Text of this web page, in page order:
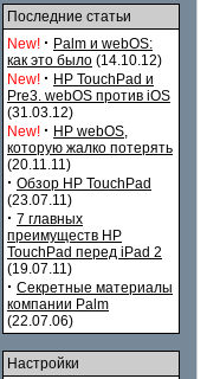
Последние статьи
New! · Palm и webOS:
как это было (14.10.12)
New! · HP TouchPad и
Pre3. webOS против iOS
(31.03.12)
New! · HP webOS,
которую жалко потерять
(20.11.11)
· Обзор HP TouchPad
(23.07.11)
· 7 главных
преимуществ HP
TouchPad перед iPad 2
(19.07.11)
· Секретные материалы
компании Palm
(22.07.06)
Настройки